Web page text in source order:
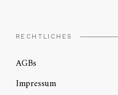
RECHTLICHES
AGBs
Impressum